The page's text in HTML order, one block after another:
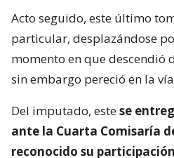
ante la Cuarta Comisaría
reconocido su
esto, fue detenido
, según